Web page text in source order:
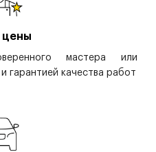
цены
мастера или
гарантией качества работ